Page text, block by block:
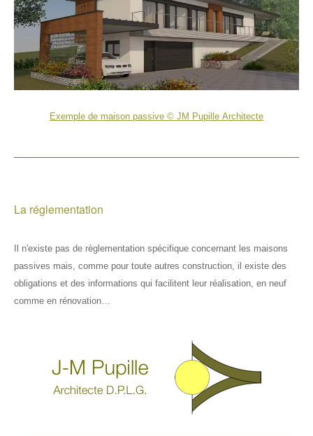
Infos pratiques
Règlementation
Sitographie
Sommaire
Index & thèmes
✏️📞
Contacts
Exemple de maison passive © JM Pupille Architecte
La réglementation
Il n'existe pas de règlementation spécifique concernant les maisons
passives mais, comme pour toute autres construction, il existe des
obligations et des informations qui facilitent leur réalisation, en neuf
comme en rénovation…